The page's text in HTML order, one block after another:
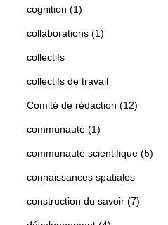
cognition (1)
collaborations (1)
collectifs
collectifs de travail
Comité de rédaction (12)
communauté (1)
communauté scientifique (5)
connaissances spatiales
construction du savoir (7)